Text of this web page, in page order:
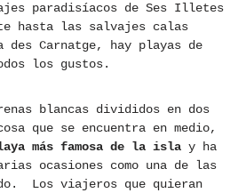
paradisíacos de Ses Illetes
hasta las salvajes calas
des Carnatge, hay playas de
los gustos.
blancas divididos en dos
que se encuentra en medio,
más famosa de la isla y ha
ocasiones como una de las
Los viajeros que quieran